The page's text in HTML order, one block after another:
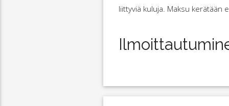
liittyviä kuluja. Maksu kerätään